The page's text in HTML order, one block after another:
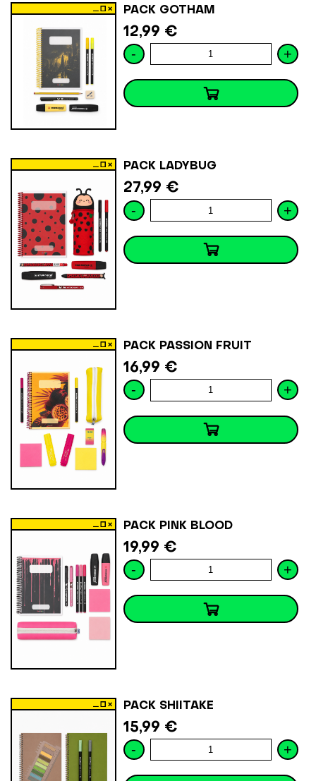
PACK GOTHAM
12,99 €
- +
PACK LADYBUG
27,99 €
- +
PACK PASSION FRUIT
16,99 €
- +
PACK PINK BLOOD
19,99 €
- +
PACK SHIITAKE
15,99 €
- +